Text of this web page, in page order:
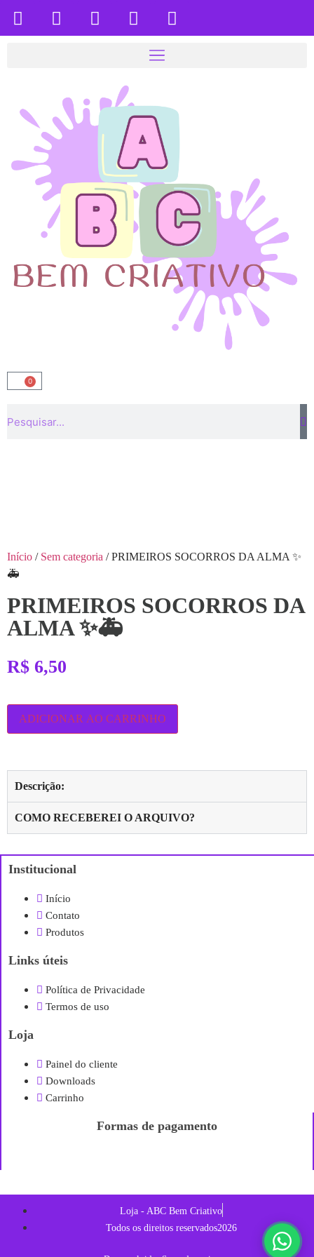
0
Início / Sem categoria / PRIMEIROS SOCORROS DA ALMA ✨
🚑
PRIMEIROS SOCORROS DA
ALMA ✨🚑
R$ 6,50
ADICIONAR AO CARRINHO
Descrição:
COMO RECEBEREI O ARQUIVO?
Institucional
Início
Contato
Produtos
Links úteis
Política de Privacidade
Termos de uso
Loja
Painel do cliente
Downloads
Carrinho
Formas de pagamento
Loja - ABC Bem Criativo
Todos os direitos reservados2026